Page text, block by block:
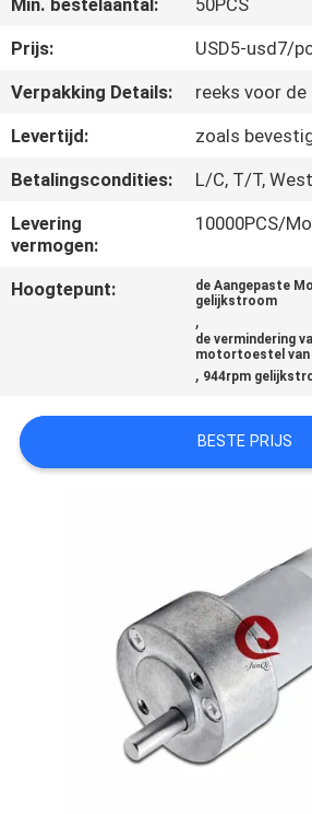
CONTACT
MET
ONS
OP
NIEUWS
VRAAG
EEN
SITEMAP
PRIVACYBELEID
Min. bestelaantal:
50PCS
Prijs:
USD5-usd7/
Verpakking Details:
reeks voor
Levertijd:
zoals
Betalingscondities:
L/C, T/T,
Levering
vermogen:
10000PCS/
Hoogtepunt:
de Aangepaste
gelijkstroom
,
de vermindering
motortoestel
, 944rpm
BESTE PRIJS